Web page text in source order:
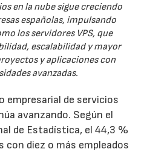
en la nube sigue creciendo
españolas, impulsando
los servidores VPS, que
escalabilidad y mayor
y aplicaciones con
avanzadas.
empresarial de servicios
avanzando. Según el
de Estadística, el 44,3 %
con diez o más empleados